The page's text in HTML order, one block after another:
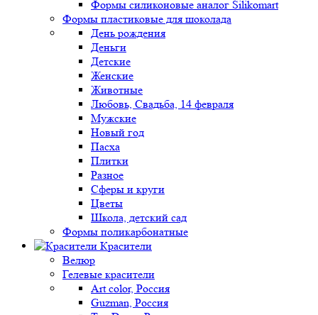
Формы силиконовые аналог Silikomart
Формы пластиковые для шоколада
День рождения
Деньги
Детские
Женские
Животные
Любовь, Свадьба, 14 февраля
Мужские
Новый год
Пасха
Плитки
Разное
Сферы и круги
Цветы
Школа, детский сад
Формы поликарбонатные
Красители
Велюр
Гелевые красители
Art color, Россия
Guzman, Россия